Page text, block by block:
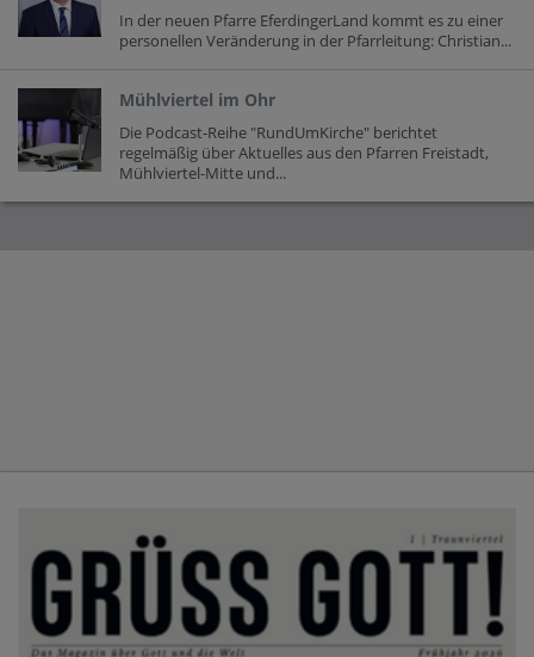
In der neuen Pfarre EferdingerLand kommt es zu einer
personellen Veränderung in der Pfarrleitung: Christian...
Mühlviertel im Ohr
Die Podcast-Reihe "RundUmKirche" berichtet
regelmäßig über Aktuelles aus den Pfarren Freistadt,
Mühlviertel-Mitte und...